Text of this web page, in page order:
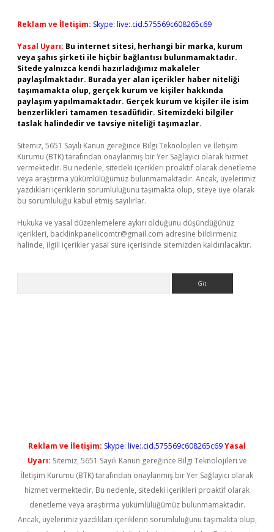
Reklam ve İletişim: Skype: live:.cid.575569c608265c69
Yasal Uyarı: Bu internet sitesi, herhangi bir marka, kurum
veya şahıs şirketi ile hiçbir bağlantısı bulunmamaktadır.
Sitede yalnızca kendi hazırladığımız makaleler
paylaşılmaktadır. Burada yer alan içerikler haber niteliği
taşımamakta olup, gerçek kurum ve kişiler hakkında
paylaşım yapılmamaktadır. Gerçek kurum ve kişiler ile isim
benzerlikleri tamamen tesadüfidir. Sitemizdeki bilgiler
taslak halindedir ve tavsiye niteliği taşımazlar.
Sitemiz, 5651 Sayılı Kanun gereğince Bilgi Teknolojileri ve İletişim
Kurumu (BTK) tarafından onaylanmış bir Yer Sağlayıcı olarak hizmet
vermektedir. Bu nedenle, sitedeki içerikleri proaktif olarak denetleme
veya araştırma yükümlülüğümüz bulunmamaktadır. Ancak, üyelerimiz
yazdıkları içeriklerin sorumluluğunu taşımakta olup, siteye üye olarak
bu sorumluluğu kabul etmiş sayılırlar.
Hukuka ve yasal düzenlemelere aykırı olduğunu düşündüğünüz
içerikleri, backlinkpanelicomtr@gmail.com adresine bildirmeniz
halinde, ilgili içerikler yasal süre içerisinde sitemizden kaldırılacaktır.
Reklam ve İletişim: Skype: live:.cid.575569c608265c69Yasal
Uyarı: Sitemiz, 5651 Sayılı Kanun gereğince Bilgi Teknolojileri ve
İletişim Kurumu (BTK) tarafından onaylanmış bir Yer Sağlayıcı olarak
hizmet vermektedir. Bu nedenle, sitedeki içerikleri proaktif olarak
denetleme veya araştırma yükümlülüğümüz bulunmamaktadır.
Ancak, üyelerimiz yazdıkları içeriklerin sorumluluğunu taşımakta olup,